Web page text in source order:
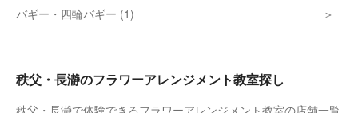
バギー・四輪バギー (1)
秩父・長瀞のフラワーアレンジメント教室探し
秩父・長瀞で体験できるフラワーアレンジメント教室の店舗一覧